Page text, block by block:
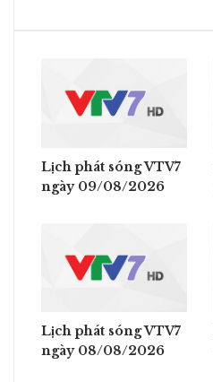
Lịch phát sóng VTV7
ngày 09/08/2026
Lịch phát sóng VTV7
ngày 08/08/2026